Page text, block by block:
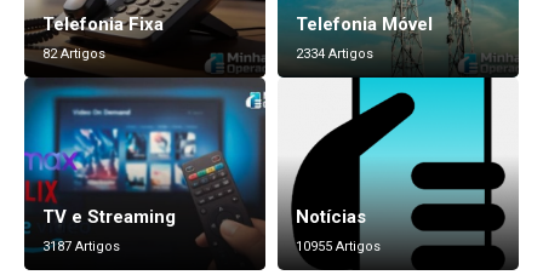
Telefonia Fixa
82 Artigos
Telefonia Móvel
2334 Artigos
TV e Streaming
3187 Artigos
Notícias
10955 Artigos